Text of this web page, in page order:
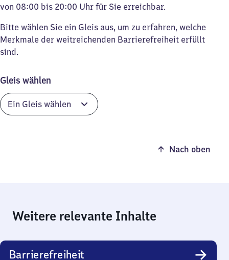
von 08:00 bis 20:00 Uhr für Sie erreichbar.
Bitte wählen Sie ein Gleis aus, um zu erfahren, welche
Merkmale der weitreichenden Barrierefreiheit erfüllt
sind.
Gleis wählen
Nach oben
Weitere relevante Inhalte
Barrierefreiheit